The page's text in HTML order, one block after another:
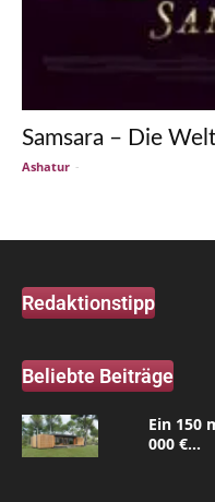
Samsara – Die
Ashatur -
Redaktionstipp
Beliebte Beiträge
Ein 150
000 €...